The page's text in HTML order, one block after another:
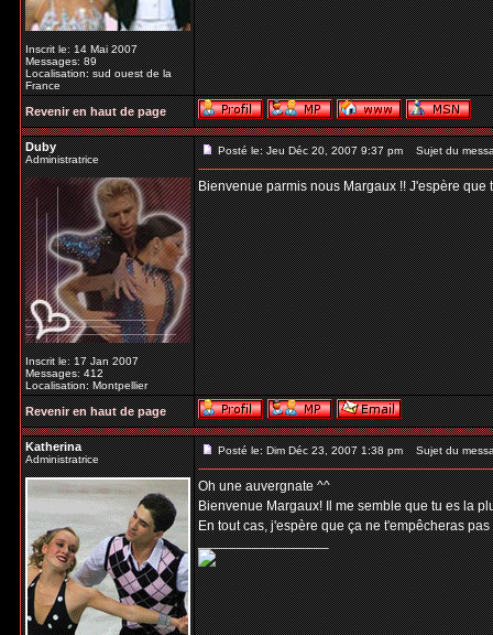
Inscrit le: 14 Mai 2007
Messages: 89
Localisation: sud ouest de la
France
Revenir en haut de page
Duby
Administratrice
Inscrit le: 17 Jan 2007
Messages: 412
Localisation: Montpellier
Posté le: Jeu Déc 20, 2007 9:37 pm Sujet du
Bienvenue parmis nous Margaux !! J'espère
Revenir en haut de page
Katherina
Administratrice
Posté le: Dim Déc 23, 2007 1:38 pm Sujet du
Oh une auvergnate ^^
Bienvenue Margaux! Il me semble que tu es la
En tout cas, j'espère que ça ne t'empêcheras
_________________